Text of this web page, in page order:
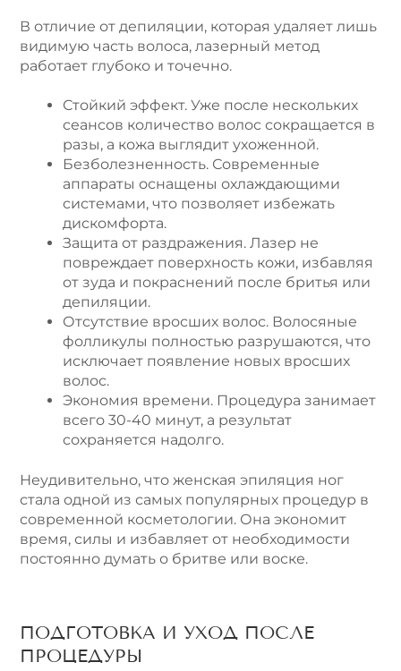
В отличие от депиляции, которая удаляет лишь
видимую часть волоса, лазерный метод
работает глубоко и точечно.
Стойкий эффект. Уже после нескольких
сеансов количество волос сокращается в
разы, а кожа выглядит ухоженной.
Безболезненность. Современные
аппараты оснащены охлаждающими
системами, что позволяет избежать
дискомфорта.
Защита от раздражения. Лазер не
повреждает поверхность кожи, избавляя
от зуда и покраснений после бритья или
депиляции.
Отсутствие вросших волос. Волосяные
фолликулы полностью разрушаются, что
исключает появление новых вросших
волос.
Экономия времени. Процедура занимает
всего 30-40 минут, а результат
сохраняется надолго.
Неудивительно, что женская эпиляция ног
стала одной из самых популярных процедур в
современной косметологии. Она экономит
время, силы и избавляет от необходимости
постоянно думать о бритве или воске.
ПОДГОТОВКА И УХОД ПОСЛЕ
ПРОЦЕДУРЫ